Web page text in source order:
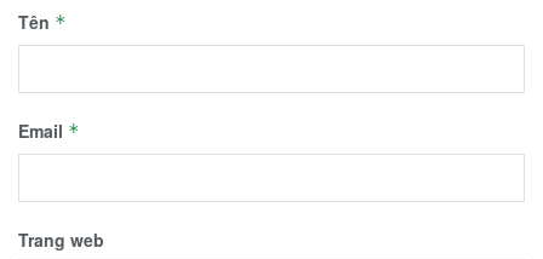
Tên *
Email *
Trang web